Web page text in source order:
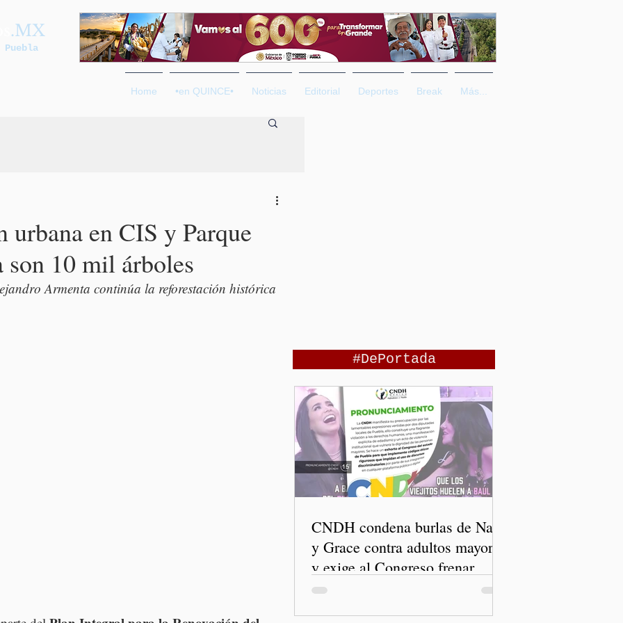
.MX
Home •en QUINCE• Noticias Editorial Deportes Break Más...
en CIS y Parque
10 mil árboles
Armenta continúa la reforestación histórica
#DePortada
CNDH condena burlas de Nay
y Grace contra adultos mayores
y exige al Congreso frenar
discursos discriminatorios